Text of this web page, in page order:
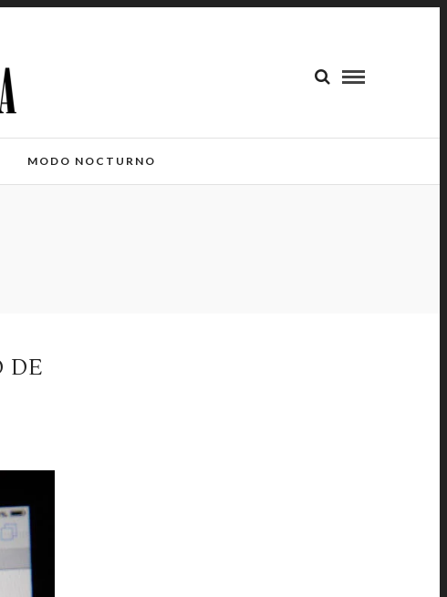
MODO NOCTURNO
DE